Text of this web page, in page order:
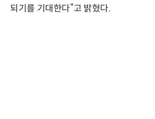
되기를 기대한다”고 밝혔다.